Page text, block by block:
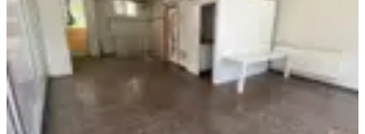
Merkezefendi, Karaman Mahallesi
1 Oda
101 m² Düz Giriş (Zemin)
3.500.000 ₺
ATABEY GAYRİMENKUL